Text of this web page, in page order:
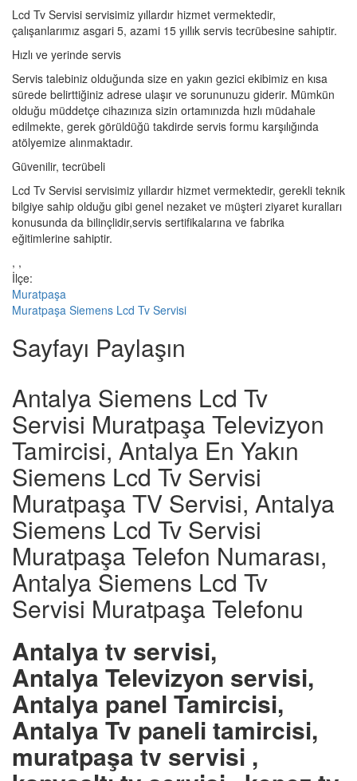
Lcd Tv Servisi servisimiz yıllardır hizmet vermektedir,
çalışanlarımız asgari 5, azami 15 yıllık servis tecrübesine sahiptir.
Hızlı ve yerinde servis
Servis talebiniz olduğunda size en yakın gezici ekibimiz en kısa
sürede belirttiğiniz adrese ulaşır ve sorununuzu giderir. Mümkün
olduğu müddetçe cihazınıza sizin ortamınızda hızlı müdahale
edilmekte, gerek görüldüğü takdirde servis formu karşılığında
atölyemize alınmaktadır.
Güvenilir, tecrübeli
Lcd Tv Servisi servisimiz yıllardır hizmet vermektedir, gerekli teknik
bilgiye sahip olduğu gibi genel nezaket ve müşteri ziyaret kuralları
konusunda da bilinçlidir,servis sertifikalarına ve fabrika
eğitimlerine sahiptir.
, ,
İlçe:
Muratpaşa
Muratpaşa Siemens Lcd Tv Servisi
Sayfayı Paylaşın
Antalya Siemens Lcd Tv
Servisi Muratpaşa Televizyon
Tamircisi, Antalya En Yakın
Siemens Lcd Tv Servisi
Muratpaşa TV Servisi, Antalya
Siemens Lcd Tv Servisi
Muratpaşa Telefon Numarası,
Antalya Siemens Lcd Tv
Servisi Muratpaşa Telefonu
Antalya tv servisi,
Antalya Televizyon servisi,
Antalya panel Tamircisi,
Antalya Tv paneli tamircisi,
muratpaşa tv servisi ,